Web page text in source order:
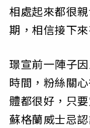
相處起來都很
期，相信接下來
璟宣前一陣子
時間，粉絲關
體都很好，只
蘇格蘭威士忌